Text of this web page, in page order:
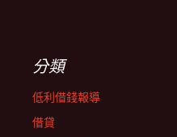
分類
低利借錢報導
借貸